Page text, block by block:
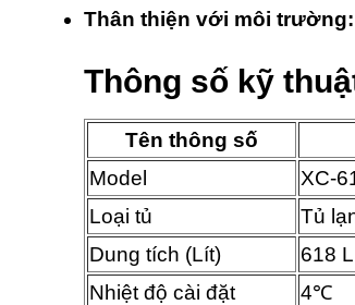
Thân thiện với môi trường:
Thông số kỹ
Tên thông số
Model
XC-
Loại tủ
Tủ
Dung tích (Lít)
618 L
Nhiệt độ cài đặt
4℃